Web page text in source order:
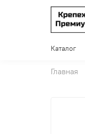
Каталог
Главная